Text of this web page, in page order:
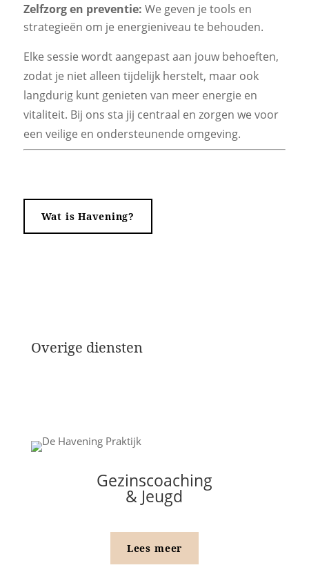
Zelfzorg en preventie: We geven je tools en
strategieën om je energieniveau te behouden.
Elke sessie wordt aangepast aan jouw behoeften,
zodat je niet alleen tijdelijk herstelt, maar ook
langdurig kunt genieten van meer energie en
vitaliteit. Bij ons sta jij centraal en zorgen we voor
een veilige en ondersteunende omgeving.
Wat is Havening?
Overige diensten
Gezinscoaching
& Jeugd
Lees meer